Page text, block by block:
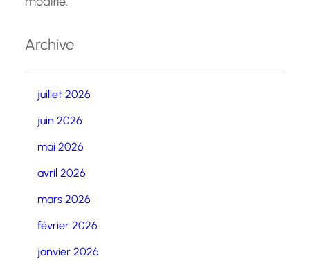
Archive
juillet 2026
juin 2026
mai 2026
avril 2026
mars 2026
février 2026
janvier 2026